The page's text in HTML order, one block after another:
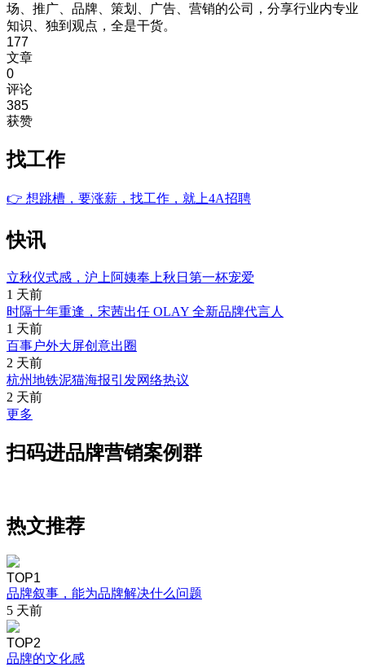
场、推广、品牌、策划、广告、营销的公司，分享行业内专业
知识、独到观点，全是干货。
177
文章
0
评论
385
获赞
找工作
👉 想跳槽，要涨薪，找工作，就上4A招聘
快讯
立秋仪式感，沪上阿姨奉上秋日第一杯宠爱
1 天前
时隔十年重逢，宋茜出任 OLAY 全新品牌代言人
1 天前
百事户外大屏创意出圈
2 天前
杭州地铁泥猫海报引发网络热议
2 天前
更多
扫码进品牌营销案例群
热文推荐
TOP1
品牌叙事，能为品牌解决什么问题
5 天前
TOP2
品牌的文化感